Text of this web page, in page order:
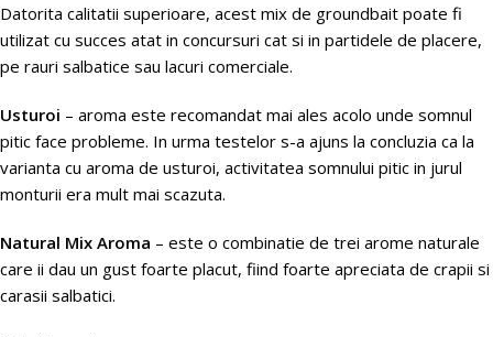
Datorita calitatii superioare, acest mix de groundbait poate fi
utilizat cu succes atat in concursuri cat si in partidele de placere,
pe rauri salbatice sau lacuri comerciale.
Usturoi – aroma este recomandat mai ales acolo unde somnul
pitic face probleme. In urma testelor s-a ajuns la concluzia ca la
varianta cu aroma de usturoi, activitatea somnului pitic in jurul
monturii era mult mai scazuta.
Natural Mix Aroma – este o combinatie de trei arome naturale
care ii dau un gust foarte placut, fiind foarte apreciata de crapii si
carasii salbatici.